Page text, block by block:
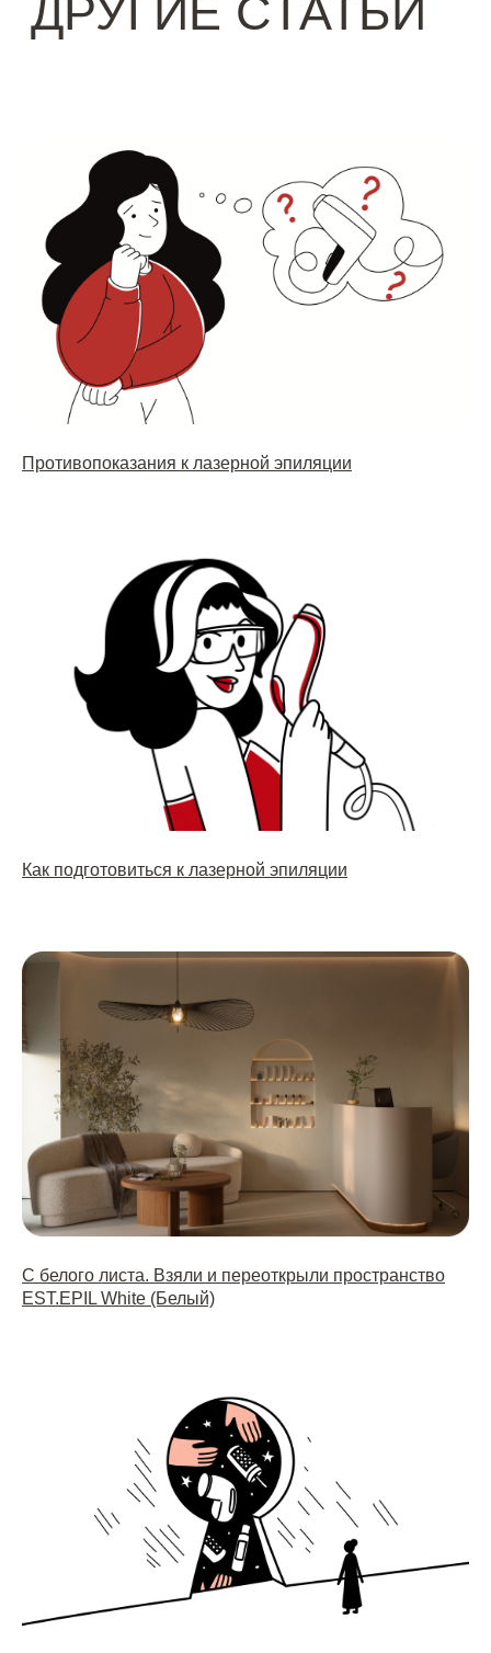
Противопоказания к лазерной эпиляции
Как подготовиться к лазерной эпиляции
С белого листа. Взяли и переоткрыли пространство
EST.EPIL White (Белый)